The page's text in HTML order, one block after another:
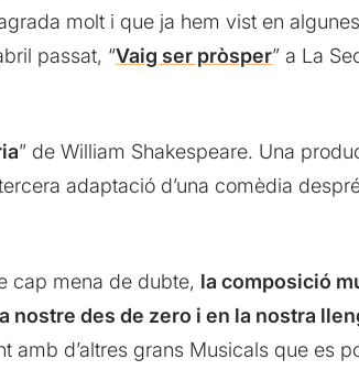
molt i que ja hem vist en
passat, “Vaig ser pròsper” a La
” de William Shakespeare. Una
adaptació d’una comèdia
cap mena de dubte, la composició
nostre des de zero i en la nostra
amb d’altres grans Musicals que es